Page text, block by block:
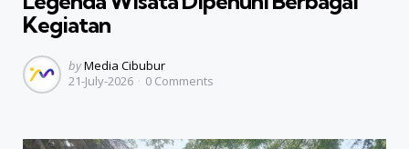
Kegiatan
Posted
by
byMedia Cibubur
21-July-2026
0 Comments